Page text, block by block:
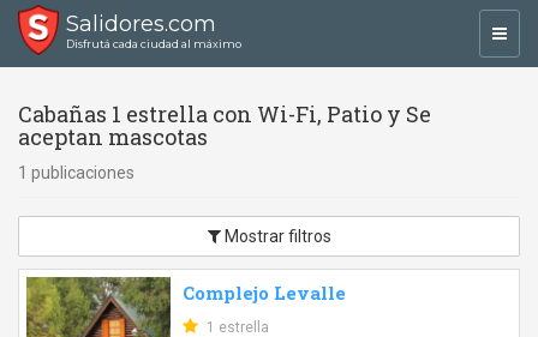
Salidores.com
Disfrutá cada ciudad al máximo
Cabañas 1 estrella con Wi-Fi, Patio y Se
aceptan mascotas
1 publicaciones
Mostrar filtros
Complejo Levalle
1 estrella